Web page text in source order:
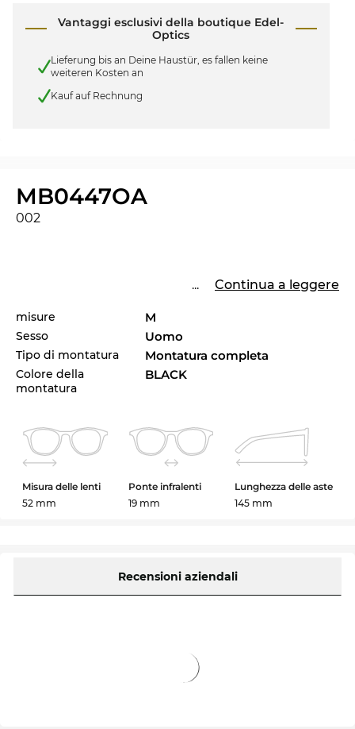
Vantaggi esclusivi della boutique Edel-
Optics
Lieferung bis an Deine Haustür, es fallen keine
weiteren Kosten an
Kauf auf Rechnung
MB0447OA
002
... Continua a leggere
misure M
Sesso Uomo
Tipo di montatura Montatura completa
Colore della
montatura
BLACK
Misura delle lenti
52 mm
Ponte infralenti
19 mm
Lunghezza delle aste
145 mm
Recensioni aziendali